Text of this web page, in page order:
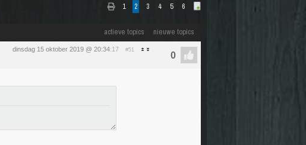
1 2 3 4 5 6
actieve topics nieuwe topics
dinsdag 15 oktober 2019 @ 20:34:17 #51